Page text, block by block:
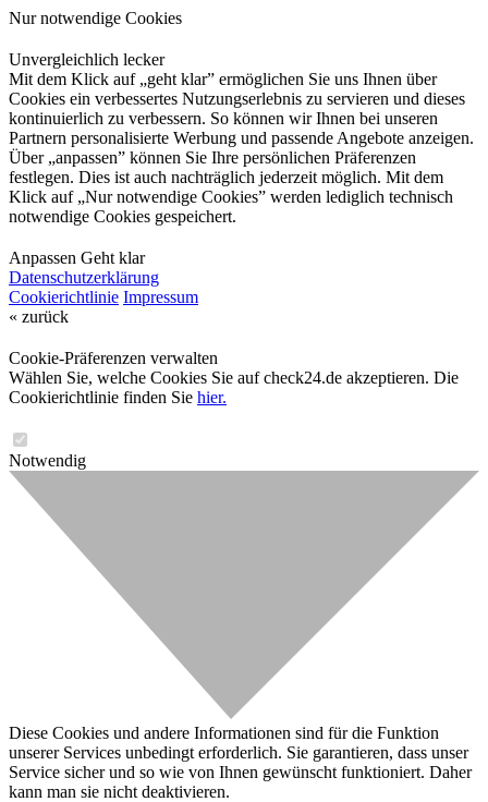
Nur notwendige Cookies
Unvergleichlich lecker
Mit dem Klick auf „geht klar” ermöglichen Sie uns Ihnen über
Cookies ein verbessertes Nutzungserlebnis zu servieren und dieses
kontinuierlich zu verbessern. So können wir Ihnen bei unseren
Partnern personalisierte Werbung und passende Angebote anzeigen.
Über „anpassen” können Sie Ihre persönlichen Präferenzen
festlegen. Dies ist auch nachträglich jederzeit möglich. Mit dem
Klick auf „Nur notwendige Cookies” werden lediglich technisch
notwendige Cookies gespeichert.
Anpassen Geht klar
Datenschutzerklärung
Cookierichtlinie Impressum
« zurück
Cookie-Präferenzen verwalten
Wählen Sie, welche Cookies Sie auf check24.de akzeptieren. Die
Cookierichtlinie finden Sie hier.
Notwendig
Diese Cookies und andere Informationen sind für die Funktion
unserer Services unbedingt erforderlich. Sie garantieren, dass unser
Service sicher und so wie von Ihnen gewünscht funktioniert. Daher
kann man sie nicht deaktivieren.